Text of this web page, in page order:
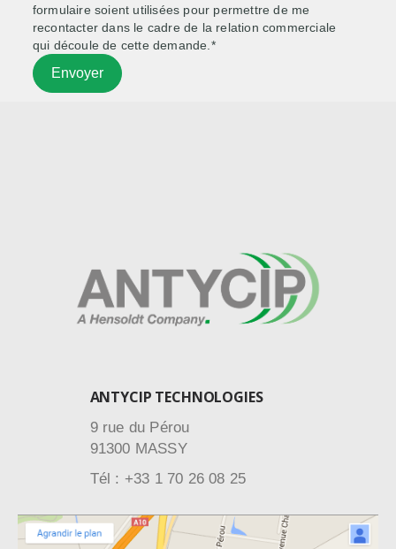
formulaire soient utilisées pour permettre de me
recontacter dans le cadre de la relation commerciale
qui découle de cette demande.*
ANTYCIP TECHNOLOGIES
9 rue du Pérou
91300 MASSY
Tél : +33 1 70 26 08 25